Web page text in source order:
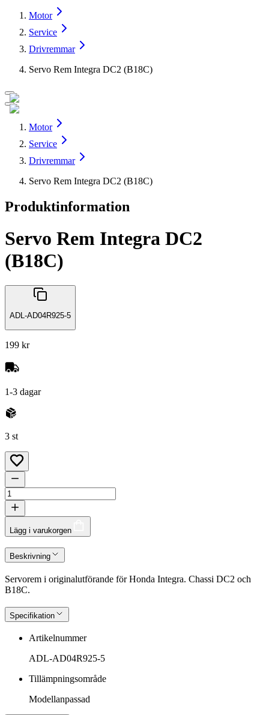
Motor
Service
Drivremmar
Servo Rem Integra DC2 (B18C)
Motor
Service
Drivremmar
Servo Rem Integra DC2 (B18C)
Produktinformation
Servo Rem Integra DC2
(B18C)
ADL-AD04R925-5
199 kr
1-3 dagar
3 st
Lägg i varukorgen
Beskrivning
Servorem i originalutförande för Honda Integra. Chassi DC2 och
B18C.
Specifikation
Artikelnummer
ADL-AD04R925-5
Tillämpningsområde
Modellanpassad